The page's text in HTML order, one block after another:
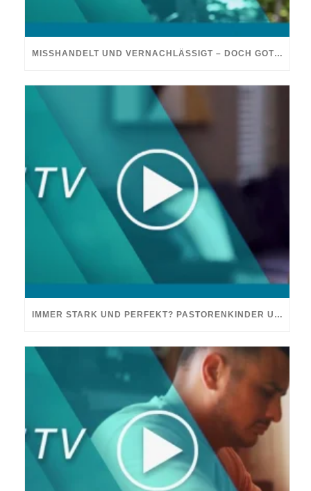
MISSHANDELT UND VERNACHLÄSSIGT – DOCH GOTT HEILTE MEINE WUNDEN
IMMER STARK UND PERFEKT? PASTORENKINDER UNTER DRUCK